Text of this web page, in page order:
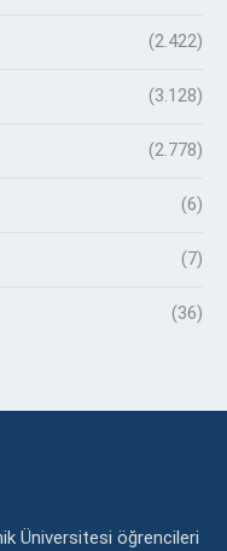
(2.422)
(3.128)
(2.778)
(6)
(7)
(36)
Üniversitesi öğrencileri